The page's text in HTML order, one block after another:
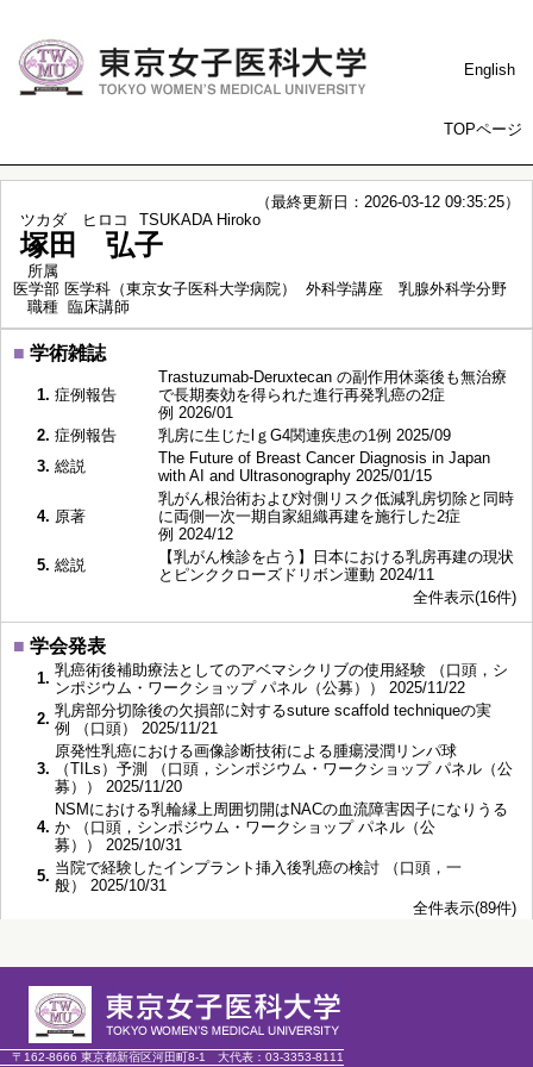
English
TOPページ
（最終更新日：2026-03-12 09:35:25）
ツカダ ヒロコ
TSUKADA Hiroko
塚田 弘子
所属
医学部 医学科（東京女子医科大学病院） 外科学講座 乳腺外科学分野
職種 臨床講師
■ 学術雑誌
1. 症例報告
Trastuzumab-Deruxtecan の副作用休薬後も無治療
で長期奏効を得られた進行再発乳癌の2症
例 2026/01
2. 症例報告
乳房に生じたlｇG4関連疾患の1例 2025/09
3. 総説
The Future of Breast Cancer Diagnosis in Japan
with AI and Ultrasonography 2025/01/15
4. 原著
乳がん根治術および対側リスク低減乳房切除と同時
に両側一次一期自家組織再建を施行した2症
例 2024/12
5. 総説
【乳がん検診を占う】日本における乳房再建の現状
とピンククローズドリボン運動 2024/11
全件表示(16件)
■ 学会発表
1. 乳癌術後補助療法としてのアベマシクリブの使用経験 （口頭，シ
ンポジウム・ワークショップ パネル（公募）） 2025/11/22
2. 乳房部分切除後の欠損部に対するsuture scaffold techniqueの実
例 （口頭） 2025/11/21
3.
原発性乳癌における画像診断技術による腫瘍浸潤リンパ球
（TILs）予測 （口頭，シンポジウム・ワークショップ パネル（公
募）） 2025/11/20
4.
NSMにおける乳輪縁上周囲切開はNACの血流障害因子になりうる
か （口頭，シンポジウム・ワークショップ パネル（公
募）） 2025/10/31
5. 当院で経験したインプラント挿入後乳癌の検討 （口頭，一
般） 2025/10/31
全件表示(89件)
2.
日本乳癌学会専門医・指導医
■委員会・協会等
〒162-8666 東京都新宿区河田町8-1 大代表： 03-3353-8111